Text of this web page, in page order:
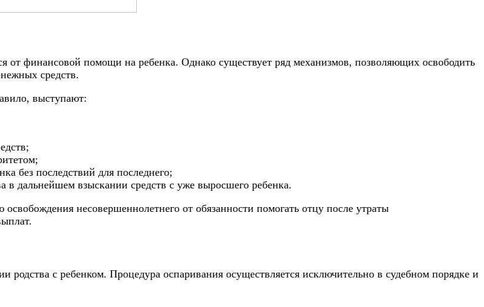
от финансовой помощи на ребенка. Однако существует ряд механизмов, позволяющих освободить
средств.
выступают:
без последствий для последнего;
в дальнейшем взыскании средств с уже выросшего ребенка.
несовершеннолетнего от обязанности помогать отцу после утраты
с ребенком. Процедура оспаривания осуществляется исключительно в судебном порядке и